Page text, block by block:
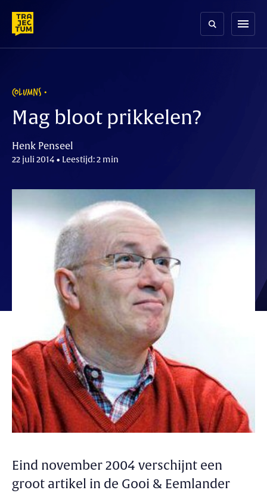
content
menu
COLUMNS
Mag bloot prikkelen?
Henk Penseel
22 juli 2014 • Leestijd: 2 min
Eind november 2004 verschijnt een
groot artikel in de Gooi & Eemlander